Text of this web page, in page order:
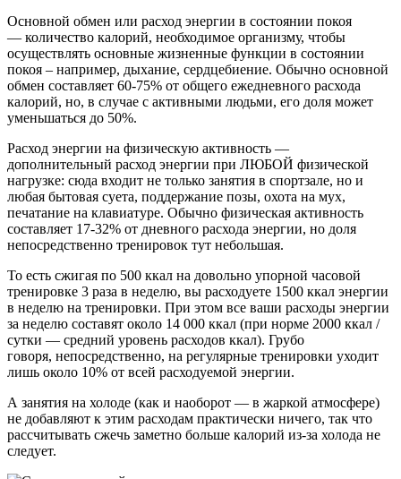
Основной обмен или расход энергии в состоянии покоя
— количество калорий, необходимое организму, чтобы
осуществлять основные жизненные функции в состоянии
покоя – например, дыхание, сердцебиение. Обычно основной
обмен составляет 60-75% от общего ежедневного расхода
калорий, но, в случае с активными людьми, его доля может
уменьшаться до 50%.
Расход энергии на физическую активность —
дополнительный расход энергии при ЛЮБОЙ физической
нагрузке: сюда входит не только занятия в спортзале, но и
любая бытовая суета, поддержание позы, охота на мух,
печатание на клавиатуре. Обычно физическая активность
составляет 17-32% от дневного расхода энергии, но доля
непосредственно тренировок тут небольшая.
То есть сжигая по 500 ккал на довольно упорной часовой
тренировке 3 раза в неделю, вы расходуете 1500 ккал энергии
в неделю на тренировки. При этом все ваши расходы энергии
за неделю составят около 14 000 ккал (при норме 2000 ккал /
сутки — средний уровень расходов ккал). Грубо
говоря, непосредственно, на регулярные тренировки уходит
лишь около 10% от всей расходуемой энергии.
А занятия на холоде (как и наоборот — в жаркой атмосфере)
не добавляют к этим расходам практически ничего, так что
рассчитывать сжечь заметно больше калорий из-за холода не
следует.